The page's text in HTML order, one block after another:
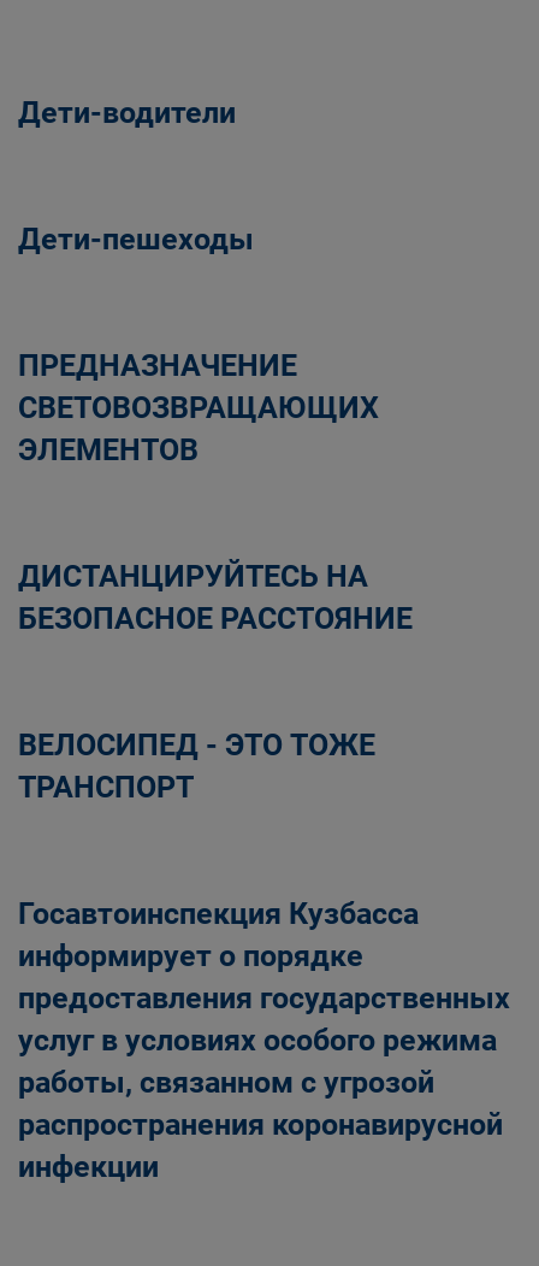
Дети-водители
Дети-пешеходы
ПРЕДНАЗНАЧЕНИЕ
СВЕТОВОЗВРАЩАЮЩИХ
ЭЛЕМЕНТОВ
ДИСТАНЦИРУЙТЕСЬ НА
БЕЗОПАСНОЕ РАССТОЯНИЕ
ВЕЛОСИПЕД - ЭТО ТОЖЕ
ТРАНСПОРТ
Госавтоинспекция Кузбасса
информирует о порядке
предоставления государственных
услуг в условиях особого режима
работы, связанном с угрозой
распространения коронавирусной
инфекции